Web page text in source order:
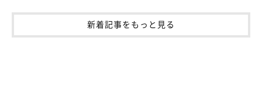
新着記事をもっと見る